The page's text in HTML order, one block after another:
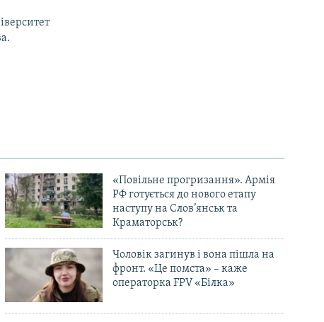
«Повільне прогризання». Армія
РФ готується до нового етапу
наступу на Слов’янськ та
Краматорськ?
Чоловік загинув і вона пішла на
фронт. «Це помста» – каже
операторка FPV «Білка»